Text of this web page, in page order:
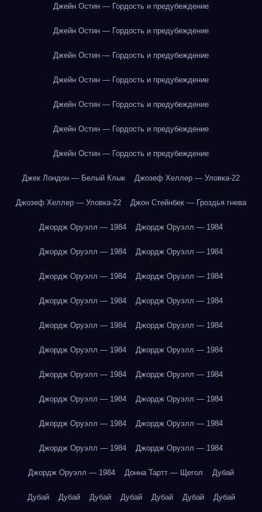
Джейн Остин — Гордость и предубеждение
Джейн Остин — Гордость и предубеждение
Джейн Остин — Гордость и предубеждение
Джейн Остин — Гордость и предубеждение
Джейн Остин — Гордость и предубеждение
Джейн Остин — Гордость и предубеждение
Джейн Остин — Гордость и предубеждение
Джек Лондон — Белый Клык Джозеф Хеллер — Уловка-22
Джозеф Хеллер — Уловка-22 Джон Стейнбек — Гроздья гнева
Джордж Оруэлл — 1984 Джордж Оруэлл — 1984
Джордж Оруэлл — 1984 Джордж Оруэлл — 1984
Джордж Оруэлл — 1984 Джордж Оруэлл — 1984
Джордж Оруэлл — 1984 Джордж Оруэлл — 1984
Джордж Оруэлл — 1984 Джордж Оруэлл — 1984
Джордж Оруэлл — 1984 Джордж Оруэлл — 1984
Джордж Оруэлл — 1984 Джордж Оруэлл — 1984
Джордж Оруэлл — 1984 Джордж Оруэлл — 1984
Джордж Оруэлл — 1984 Джордж Оруэлл — 1984
Джордж Оруэлл — 1984 Джордж Оруэлл — 1984
Джордж Оруэлл — 1984 Донна Тартт — Щегол Дубай
Дубай Дубай Дубай Дубай Дубай Дубай Дубай